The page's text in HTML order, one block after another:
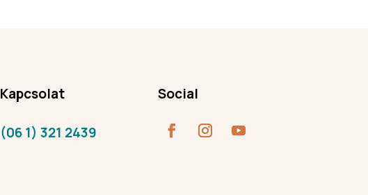
Kapcsolat
(06 1) 321 2439
Social